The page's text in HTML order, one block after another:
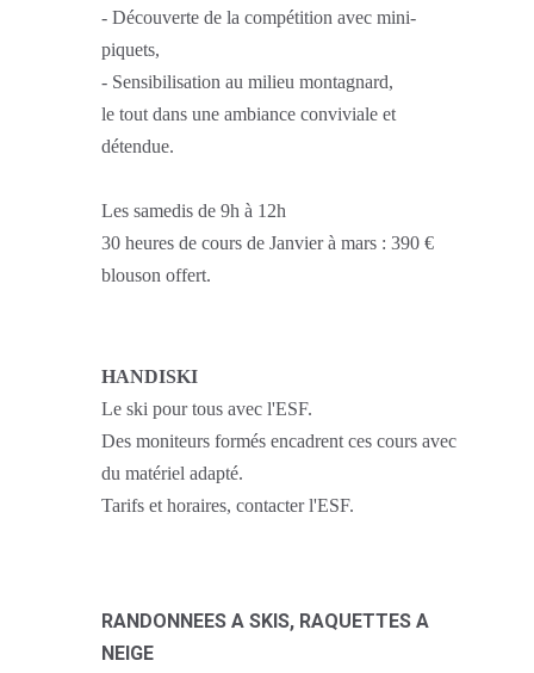
- Découverte de la compétition avec mini-
piquets,
- Sensibilisation au milieu montagnard,
le tout dans une ambiance conviviale et
détendue.
Les samedis de 9h à 12h
30 heures de cours de Janvier à mars : 390 €
blouson offert.
HANDISKI
Le ski pour tous avec l'ESF.
Des moniteurs formés encadrent ces cours avec
du matériel adapté.
Tarifs et horaires, contacter l'ESF.
RANDONNEES A SKIS, RAQUETTES A
NEIGE